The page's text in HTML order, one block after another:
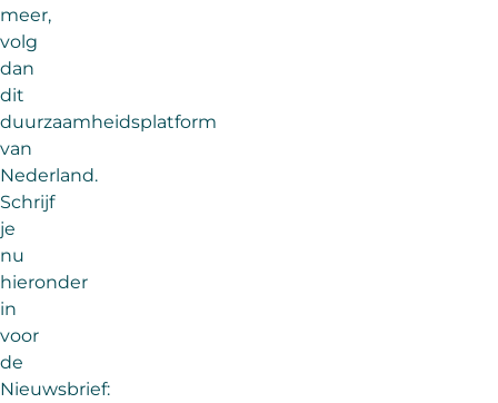
meer,
volg
dan
dit
duurzaamheidsplatform
van
Nederland.
Schrijf
je
nu
hieronder
in
voor
de
Nieuwsbrief: